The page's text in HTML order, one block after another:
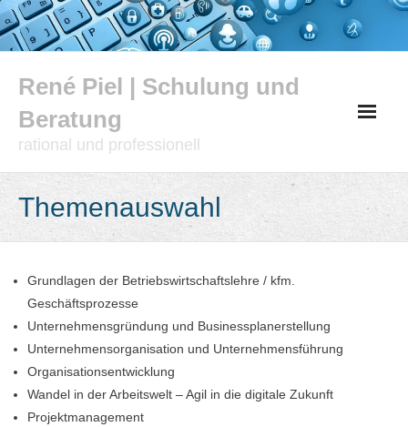
Skip
to
content
René Piel | Schulung und
Beratung
rational und professionell
Themenauswahl
Grundlagen der Betriebswirtschaftslehre / kfm.
Geschäftsprozesse
Unternehmensgründung und Businessplanerstellung
Unternehmensorganisation und Unternehmensführung
Organisationsentwicklung
Wandel in der Arbeitswelt – Agil in die digitale Zukunft
Projektmanagement